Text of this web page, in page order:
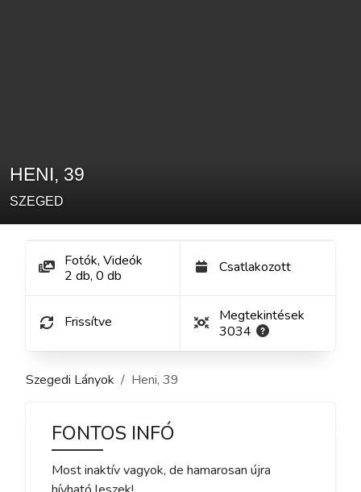
HENI, 39
SZEGED
Fotók, Videók
2 db, 0 db Csatlakozott
Frissítve
Megtekintések
3034
Szegedi Lányok Heni, 39
FONTOS INFÓ
Most inaktív vagyok, de hamarosan újra